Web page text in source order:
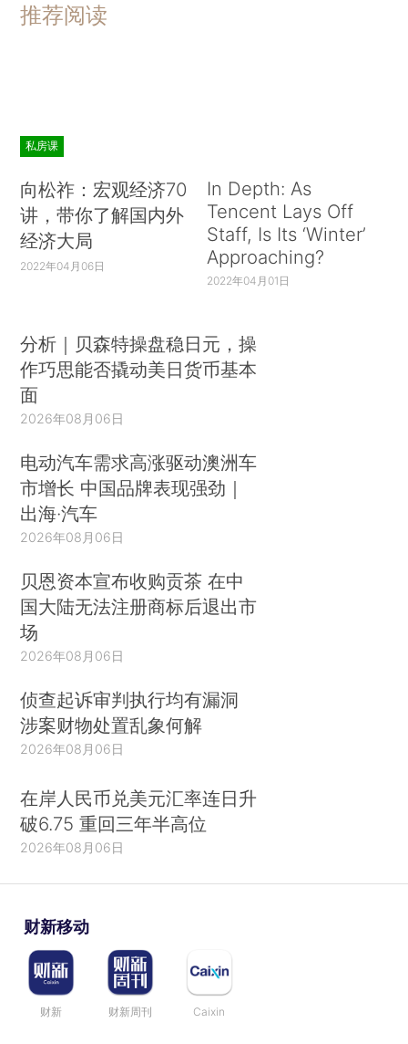
推荐阅读
私房课
向松祚：宏观经济70
讲，带你了解国内外
经济大局
2022年04月06日
In Depth: As
Tencent Lays Off
Staff, Is Its ‘Winter’
Approaching?
2022年04月01日
分析｜贝森特操盘稳日元，操
作巧思能否撬动美日货币基本
面
2026年08月06日
电动汽车需求高涨驱动澳洲车
市增长 中国品牌表现强劲｜
出海·汽车
2026年08月06日
贝恩资本宣布收购贡茶 在中
国大陆无法注册商标后退出市
场
2026年08月06日
侦查起诉审判执行均有漏洞
涉案财物处置乱象何解
2026年08月06日
在岸人民币兑美元汇率连日升
破6.75 重回三年半高位
2026年08月06日
财新移动
财新 财新周刊 Caixin